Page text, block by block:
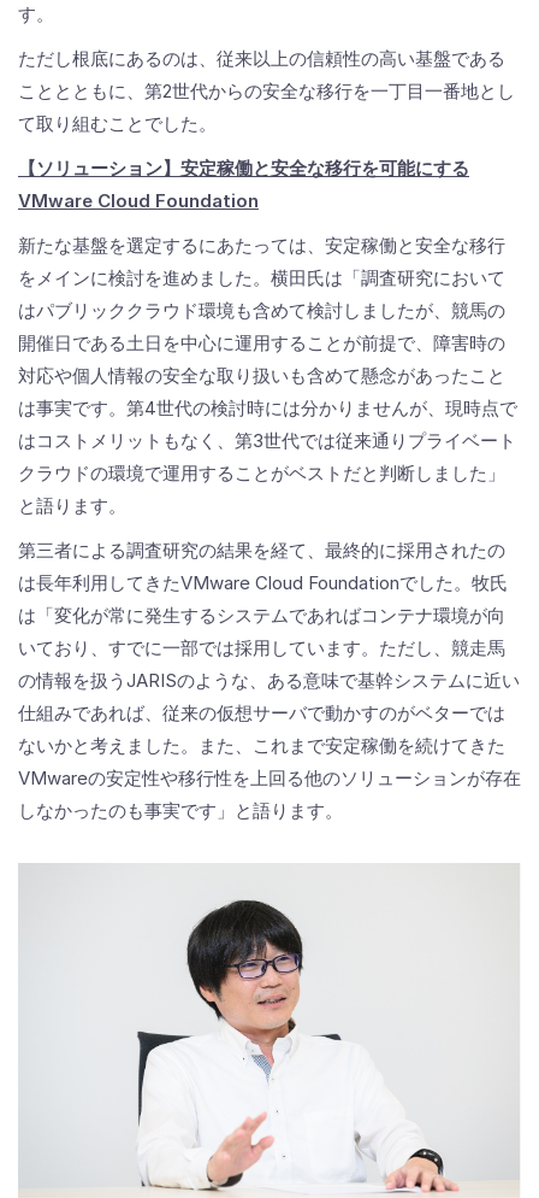
す。
ただし根底にあるのは、従来以上の信頼性の高い基盤である
こととともに、第2世代からの安全な移行を一丁目一番地とし
て取り組むことでした。
【ソリューション】安定稼働と安全な移行を可能にする
VMware Cloud Foundation
新たな基盤を選定するにあたっては、安定稼働と安全な移行
をメインに検討を進めました。横田氏は「調査研究において
はパブリッククラウド環境も含めて検討しましたが、競馬の
開催日である土日を中心に運用することが前提で、障害時の
対応や個人情報の安全な取り扱いも含めて懸念があったこと
は事実です。第4世代の検討時には分かりませんが、現時点で
はコストメリットもなく、第3世代では従来通りプライベート
クラウドの環境で運用することがベストだと判断しました」
と語ります。
第三者による調査研究の結果を経て、最終的に採用されたの
は長年利用してきたVMware Cloud Foundationでした。牧氏
は「変化が常に発生するシステムであればコンテナ環境が向
いており、すでに一部では採用しています。ただし、競走馬
の情報を扱うJARISのような、ある意味で基幹システムに近い
仕組みであれば、従来の仮想サーバで動かすのがベターでは
ないかと考えました。また、これまで安定稼働を続けてきた
VMwareの安定性や移行性を上回る他のソリューションが存在
しなかったのも事実です」と語ります。